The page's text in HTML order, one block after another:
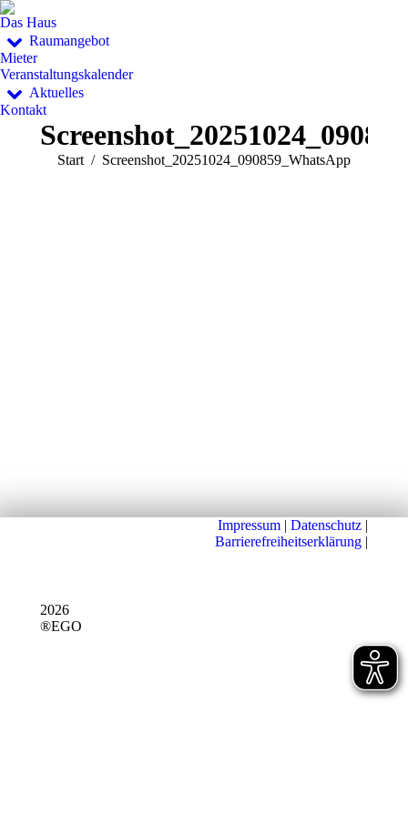
Das Haus
Raumangebot
Mieter
Veranstaltungskalender
Aktuelles
Kontakt
Sie befinden sich hier:
Start Screenshot_20251024_090859_WhatsApp
2026
®EGO
Impressum | Datenschutz |
Barrierefreiheitserklärung |